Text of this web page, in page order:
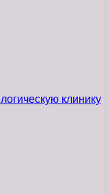
клинику